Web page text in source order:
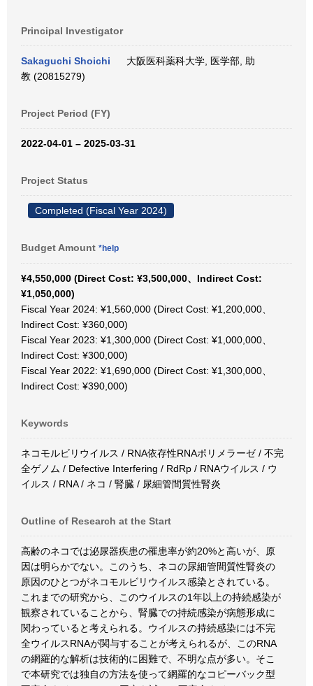
Principal Investigator
Sakaguchi Shoichi
大阪医科薬科大学, 医学部, 助
教 (20815279)
Project Period (FY)
2022-04-01 – 2025-03-31
Project Status
Completed (Fiscal Year 2024)
Budget Amount *help
¥4,550,000 (Direct Cost: ¥3,500,000、Indirect Cost:
¥1,050,000)
Fiscal Year 2024: ¥1,560,000 (Direct Cost: ¥1,200,000、
Indirect Cost: ¥360,000)
Fiscal Year 2023: ¥1,300,000 (Direct Cost: ¥1,000,000、
Indirect Cost: ¥300,000)
Fiscal Year 2022: ¥1,690,000 (Direct Cost: ¥1,300,000、
Indirect Cost: ¥390,000)
Keywords
ネコモルビリウイルス / RNA依存性RNAポリメラーゼ / 不完
全ゲノム / Defective Interfering / RdRp / RNAウイルス / ウ
イルス / RNA / ネコ / 腎臓 / 尿細管間質性腎炎
Outline of Research at the Start
高齢のネコでは泌尿器疾患の罹患率が約20%と高いが、原
因は明らかでない。このうち、ネコの尿細管間質性腎炎の
原因のひとつがネコモルビリウイルス感染とされている。
これまでの研究から、このウイルスの1年以上の持続感染が
観察されていることから、腎臓での持続感染が病態形成に
関わっていると考えられる。ウイルスの持続感染には不完
全ウイルスRNAが関与することが考えられるが、このRNA
の網羅的な解析は技術的に困難で、不明な点が多い。そこ
で本研究では独自の方法を使って網羅的なコピーバック型